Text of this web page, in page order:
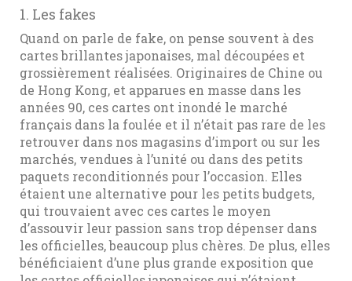
1. Les fakes
Quand on parle de fake, on pense souvent à des
cartes brillantes japonaises, mal découpées et
grossièrement réalisées. Originaires de Chine ou
de Hong Kong, et apparues en masse dans les
années 90, ces cartes ont inondé le marché
français dans la foulée et il n’était pas rare de les
retrouver dans nos magasins d’import ou sur les
marchés, vendues à l’unité ou dans des petits
paquets reconditionnés pour l’occasion. Elles
étaient une alternative pour les petits budgets,
qui trouvaient avec ces cartes le moyen
d’assouvir leur passion sans trop dépenser dans
les officielles, beaucoup plus chères. De plus, elles
bénéficiaient d’une plus grande exposition que